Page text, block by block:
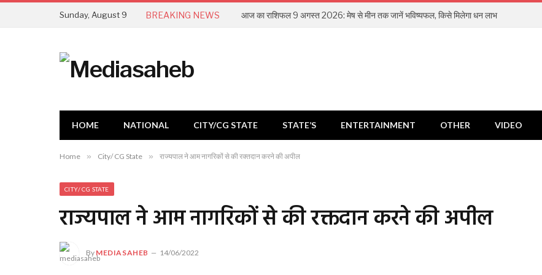
Sunday, August 9 BREAKING NEWS आज का राशिफल 9 अगस्त 2026: मेष से मीन तक जानें भविष्यफल, किसे मिलेगा धन लाभ
HOME NATIONAL CITY/CG STATE STATE’S ENTERTAINMENT OTHER VIDEO
Home » City/ CG State » राज्यपाल ने आम नागरिकों से की रक्तदान करने की अपील
CITY/ CG STATE
राज्यपाल ने आम नागरिकों से की रक्तदान करने की अपील
By MEDIASAHEB 14/06/2022